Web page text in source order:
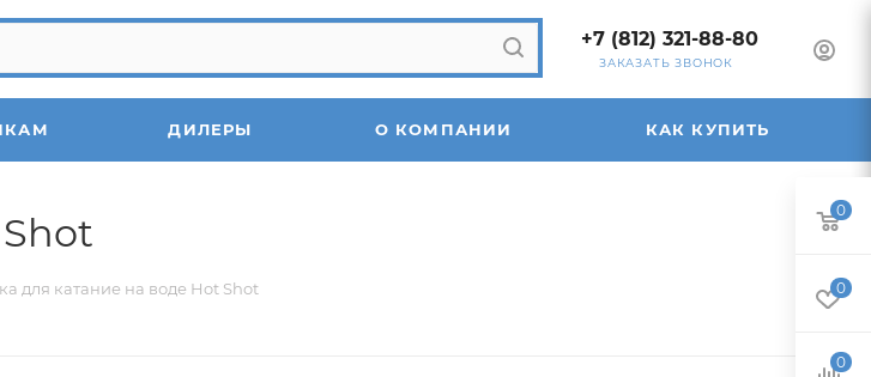
+7 (812) 321-88-80
ЗАКАЗАТЬ ЗВОНОК
ДИЛЕРЫ О КОМПАНИИ КАК КУПИТЬ
для катание на воде Hot Shot
0
0
0